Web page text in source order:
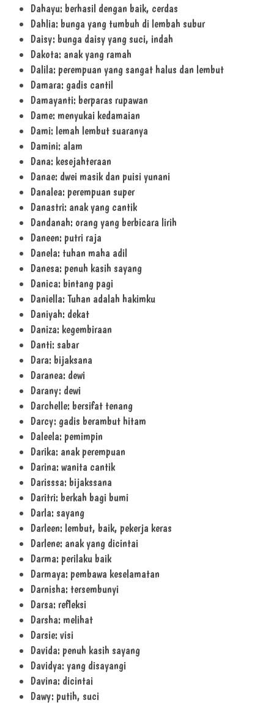
Dahayu: berhasil dengan baik, cerdas
Dahlia: bunga yang tumbuh di lembah subur
Daisy: bunga daisy yang suci, indah
Dakota: anak yang ramah
Dalila: perempuan yang sangat halus dan lembut
Damara: gadis cantil
Damayanti: berparas rupawan
Dame: menyukai kedamaian
Dami: lemah lembut suaranya
Damini: alam
Dana: kesejahteraan
Danae: dwei masik dan puisi yunani
Danalea: perempuan super
Danastri: anak yang cantik
Dandanah: orang yang berbicara lirih
Daneen: putri raja
Danela: tuhan maha adil
Danesa: penuh kasih sayang
Danica: bintang pagi
Daniella: Tuhan adalah hakimku
Daniyah: dekat
Daniza: kegembiraan
Danti: sabar
Dara: bijaksana
Daranea: dewi
Darany: dewi
Darchelle: bersifat tenang
Darcy: gadis berambut hitam
Daleela: pemimpin
Darika: anak perempuan
Darina: wanita cantik
Darisssa: bijakssana
Daritri: berkah bagi bumi
Darla: sayang
Darleen: lembut, baik, pekerja keras
Darlene: anak yang dicintai
Darma: perilaku baik
Darmaya: pembawa keselamatan
Darnisha: tersembunyi
Darsa: refleksi
Darsha: melihat
Darsie: visi
Davida: penuh kasih sayang
Davidya: yang disayangi
Davina: dicintai
Dawy: putih, suci